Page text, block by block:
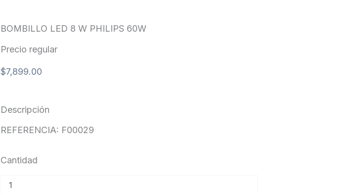
BOMBILLO LED 8 W PHILIPS 60W
Precio regular
$7,899.00
Descripción
REFERENCIA: F00029
Cantidad
LED